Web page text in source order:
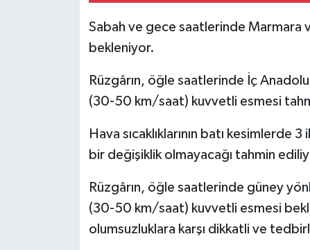
Sabah ve gece saatlerinde Marmara
bekleniyor.
Rüzgârın, öğle saatlerinde İç
(30-50 km/saat) kuvvetli esmesi
Hava sıcaklıklarının batı
bir değişiklik olmayacağı tahmin
Rüzgârın, öğle saatlerinde güney
(30-50 km/saat) kuvvetli esmesi
olumsuzluklara karşı dikkatli ve